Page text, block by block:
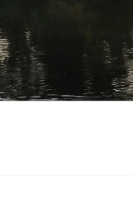
springen